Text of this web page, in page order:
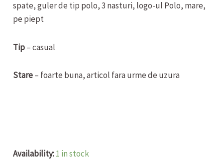
spate, guler de tip polo, 3 nasturi, logo-ul Polo, mare,
pe piept
Tip– casual
Stare– foarte buna, articol fara urme de uzura
Availability:1 in stock